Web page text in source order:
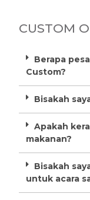
CUSTOM
Berapa
Custom?
Bisakah
Apakah
makanan?
Bisakah
untuk acara